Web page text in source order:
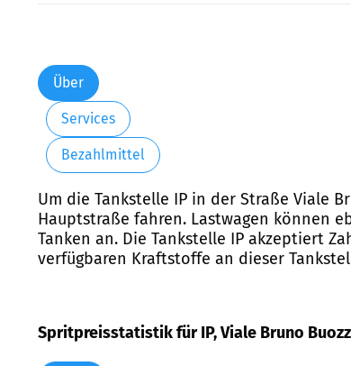
Über
Services
Bezahlmittel
Um die Tankstelle IP in der Straße Viale
Hauptstraße fahren. Lastwagen können
Tanken an. Die Tankstelle IP akzeptiert
verfügbaren Kraftstoffe an dieser
Spritpreisstatistik für IP, Viale Bruno